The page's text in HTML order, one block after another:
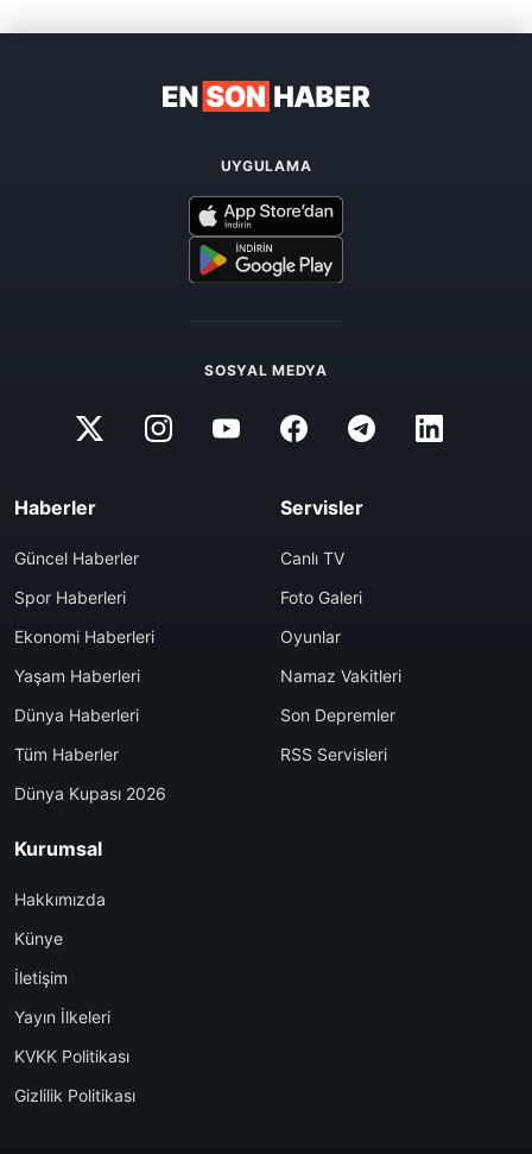
UYGULAMA
SOSYAL MEDYA
Haberler
Güncel Haberler
Spor Haberleri
Ekonomi Haberleri
Yaşam Haberleri
Dünya Haberleri
Tüm Haberler
Dünya Kupası 2026
Servisler
Canlı TV
Foto Galeri
Oyunlar
Namaz Vakitleri
Son Depremler
RSS Servisleri
Kurumsal
Hakkımızda
Künye
İletişim
Yayın İlkeleri
KVKK Politikası
Gizlilik Politikası